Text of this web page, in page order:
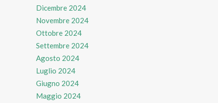
Dicembre 2024
Novembre 2024
Ottobre 2024
Settembre 2024
Agosto 2024
Luglio 2024
Giugno 2024
Maggio 2024